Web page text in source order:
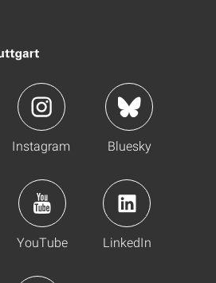
Instagram Bluesky
YouTube LinkedIn